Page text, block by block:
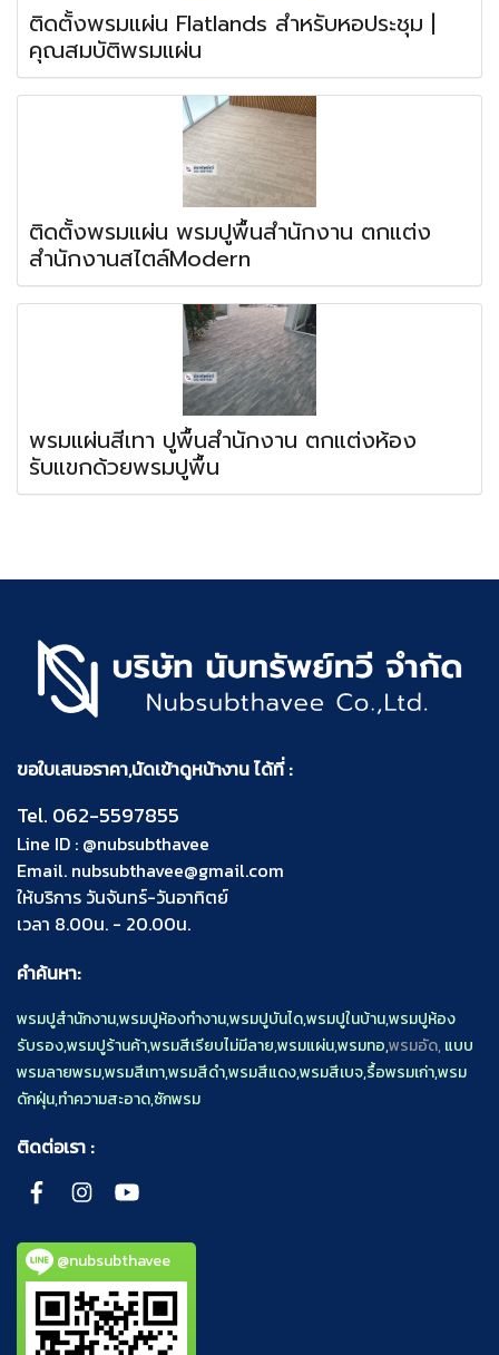
ติดตั้งพรมแผ่น Flatlands สำหรับหอประชุม |
คุณสมบัติพรมแผ่น
ติดตั้งพรมแผ่น พรมปูพื้นสำนักงาน ตกแต่ง
สำนักงานสไตล์Modern
พรมแผ่นสีเทา ปูพื้นสำนักงาน ตกแต่งห้อง
รับแขกด้วยพรมปูพื้น
ขอใบเสนอราคา,นัดเข้าดูหน้างาน ได้ที่ :
Tel. 062-5597855
Line ID : @nubsubthavee
Email. nubsubthavee@gmail.com
ให้บริการ วันจันทร์-วันอาทิตย์
เวลา 8.00น. - 20.00น.
คำค้นหา:
พรมปูสำนักงาน,พรมปูห้องทำงาน,พรมปูบันได,พรมปูในบ้าน,พรมปูห้อง
รับรอง,พรมปูร้านค้า,พรมสีเรียบไม่มีลาย,พรมแผ่น,พรมทอ,พรมอัด,แบบ
พรมลายพรม,พรมสีเทา,พรมสีดำ,พรมสีแดง,พรมสีเบจ,รื้อพรมเก่า,พรม
ดักฝุ่น,ทำความสะอาด,ซักพรม
ติดต่อเรา :
@nubsubthavee